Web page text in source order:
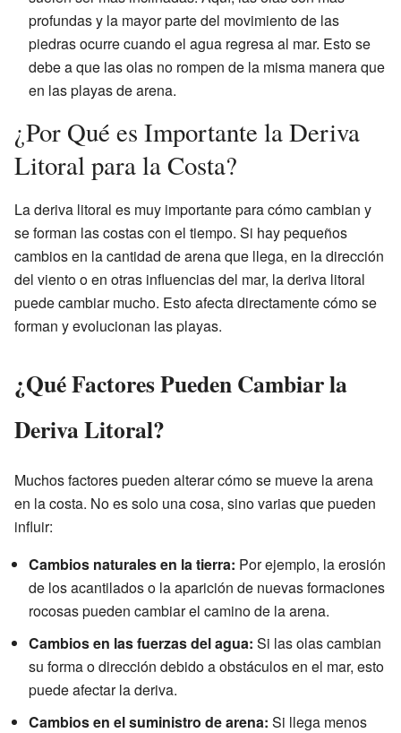
profundas y la mayor parte del movimiento de las
piedras ocurre cuando el agua regresa al mar. Esto se
debe a que las olas no rompen de la misma manera que
en las playas de arena.
¿Por Qué es Importante la Deriva
Litoral para la Costa?
La deriva litoral es muy importante para cómo cambian y
se forman las costas con el tiempo. Si hay pequeños
cambios en la cantidad de arena que llega, en la dirección
del viento o en otras influencias del mar, la deriva litoral
puede cambiar mucho. Esto afecta directamente cómo se
forman y evolucionan las playas.
¿Qué Factores Pueden Cambiar la
Deriva Litoral?
Muchos factores pueden alterar cómo se mueve la arena
en la costa. No es solo una cosa, sino varias que pueden
influir:
Cambios naturales en la tierra: Por ejemplo, la erosión
de los acantilados o la aparición de nuevas formaciones
rocosas pueden cambiar el camino de la arena.
Cambios en las fuerzas del agua: Si las olas cambian
su forma o dirección debido a obstáculos en el mar, esto
puede afectar la deriva.
Cambios en el suministro de arena: Si llega menos